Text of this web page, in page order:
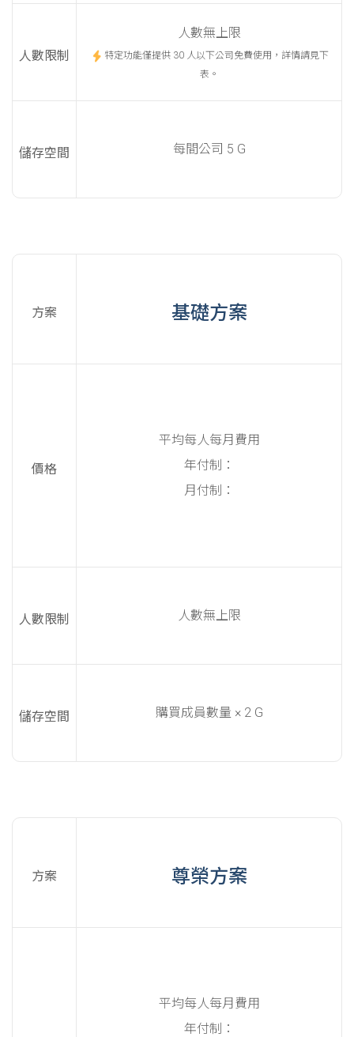
人數限制
人數無上限
特定功能僅提供 30 人以下公司免費使用，詳情請見下
表。
儲存空間 每間公司 5 G
方案 基礎方案
價格
平均每人每月費用
年付制：
月付制：
人數限制 人數無上限
儲存空間 購買成員數量 × 2 G
方案 尊榮方案
平均每人每月費用
年付制：